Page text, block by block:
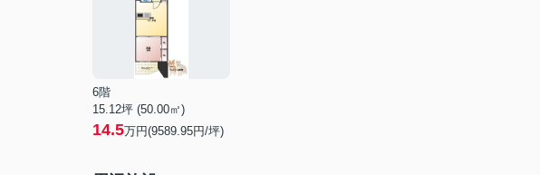
6階
15.12坪 (50.00㎡)
14.5万円(9589.95円/坪)